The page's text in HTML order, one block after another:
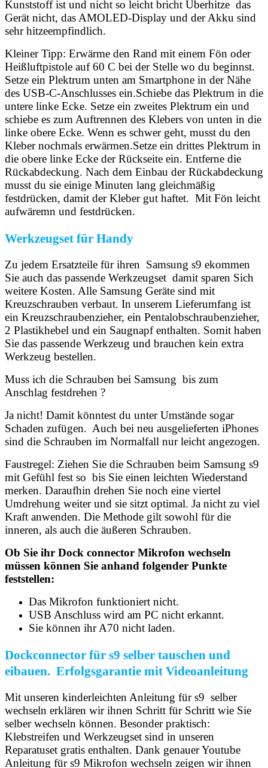
Kunststoff ist und nicht so leicht bricht Überhitze das
Gerät nicht, das AMOLED-Display und der Akku sind
sehr hitzeempfindlich.
Kleiner Tipp: Erwärme den Rand mit einem Fön oder
Heißluftpistole auf 60 C bei der Stelle wo du beginnst.
Setze ein Plektrum unten am Smartphone in der Nähe
des USB-C-Anschlusses ein.Schiebe das Plektrum in die
untere linke Ecke. Setze ein zweites Plektrum ein und
schiebe es zum Auftrennen des Klebers von unten in die
linke obere Ecke. Wenn es schwer geht, musst du den
Kleber nochmals erwärmen.Setze ein drittes Plektrum in
die obere linke Ecke der Rückseite ein. Entferne die
Rückabdeckung. Nach dem Einbau der Rückabdeckung
musst du sie einige Minuten lang gleichmäßig
festdrücken, damit der Kleber gut haftet. Mit Fön leicht
aufwäremn und festdrücken.
Werkzeugset für Handy
Zu jedem Ersatzteile für ihren Samsung s9 ekommen
Sie auch das passende Werkzeugset damit sparen Sich
weitere Kosten. Alle Samsung Geräte sind mit
Kreuzschrauben verbaut. In unserem Lieferumfang ist
ein Kreuzschraubenzieher, ein Pentalobschraubenzieher,
2 Plastikhebel und ein Saugnapf enthalten. Somit haben
Sie das passende Werkzeug und brauchen kein extra
Werkzeug bestellen.
Muss ich die Schrauben bei Samsung bis zum
Anschlag festdrehen ?
Ja nicht! Damit könntest du unter Umstände sogar
Schaden zufügen. Auch bei neu ausgelieferten iPhones
sind die Schrauben im Normalfall nur leicht angezogen.
Faustregel: Ziehen Sie die Schrauben beim Samsung s9
mit Gefühl fest so bis Sie einen leichten Wiederstand
merken. Daraufhin drehen Sie noch eine viertel
Umdrehung weiter und sie sitzt optimal. Ja nicht zu viel
Kraft anwenden. Die Methode gilt sowohl für die
inneren, als auch die äußeren Schrauben.
Ob Sie ihr Dock connector Mikrofon wechseln
müssen können Sie anhand folgender Punkte
feststellen:
Das Mikrofon funktioniert nicht.
USB Anschluss wird am PC nicht erkannt.
Sie können ihr A70 nicht laden.
Dockconnector für s9 selber tauschen und
eibauen. Erfolgsgarantie mit Videoanleitung
Mit unseren kinderleichten Anleitung für s9 selber
wechseln erklären wir ihnen Schritt für Schritt wie Sie
selber wechseln können. Besonder praktisch:
Klebstreifen und Werkzeugset sind in unseren
Reparatuset gratis enthalten. Dank genauer Youtube
Anleitung für s9 Mikrofon wechseln zeigen wir ihnen